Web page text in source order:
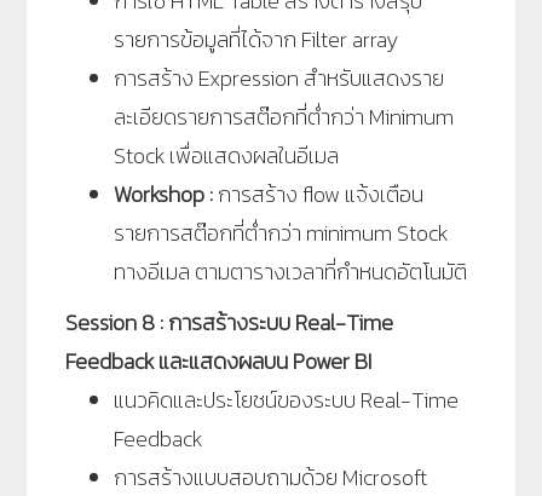
รายการข้อมูลที่ได้จาก Filter array
การสร้าง Expression สำหรับแสดงราย
ละเอียดรายการสต๊อกที่ต่ำกว่า Minimum
Stock เพื่อแสดงผลในอีเมล
Workshop :การสร้าง flow แจ้งเตือน
รายการสต๊อกที่ต่ำกว่า minimum Stock
ทางอีเมล ตามตารางเวลาที่กำหนดอัตโนมัติ
Session 8 : การสร้างระบบ Real-Time
Feedback และแสดงผลบน Power BI
แนวคิดและประโยชน์ของระบบ Real-Time
Feedback
การสร้างแบบสอบถามด้วย Microsoft